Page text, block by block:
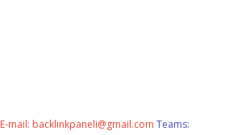
E-mail: backlinkpaneli@gmail.com Teams: